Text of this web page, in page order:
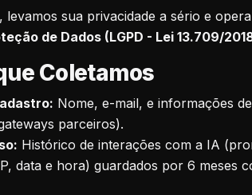
levamos sua privacidade a sério e
de Dados (LGPD - Lei 13.709/
Coletamos
Nome, e-mail, e informações
parceiros).
Histórico de interações com a IA
data e hora) guardados por 6 meses